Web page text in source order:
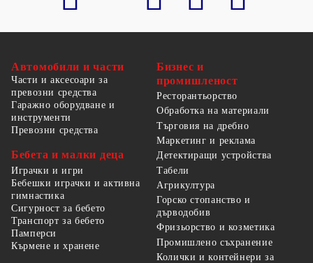
Автомобили и части
Части и аксесоари за
превозни средства
Гаражно оборудване и
инструменти
Превозни средства
Бебета и малки деца
Играчки и игри
Бебешки играчки и активна
гимнастика
Сигурност за бебето
Транспорт за бебето
Памперси
Кърмене и хранене
Бизнес и
промишленост
Ресторантьорство
Обработка на материали
Търговия на дребно
Маркетинг и реклама
Детектиращи устройства
Табели
Агрикултура
Горско стопанство и
дърводобив
Фризьорство и козметика
Промишлено съхранение
Колички и контейнери за